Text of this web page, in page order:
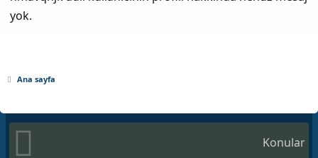
yok.
Ana sayfa
Konular